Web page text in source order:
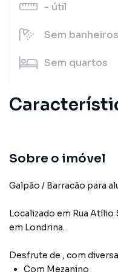
- útil
Sem banheiros
Sem quartos
Sobre o imóvel
Galpão / Barracão para
Localizado em Rua Atílio
em Londrina.
Desfrute de , com
Com Mezanino